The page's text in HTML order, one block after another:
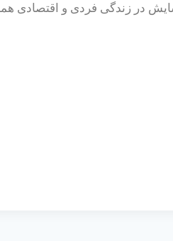
در زندگی فردی و اقتصادی